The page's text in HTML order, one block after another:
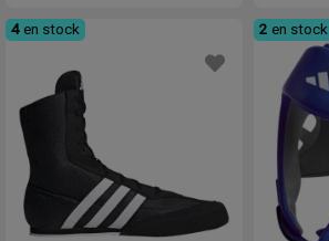
4 en stock 2 en stock